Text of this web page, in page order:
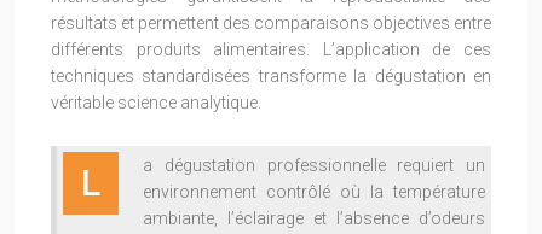
résultats et permettent des comparaisons objectives entre
différents produits alimentaires. L’application de ces
techniques standardisées transforme la dégustation en
véritable science analytique.
L
a dégustation professionnelle requiert un
environnement contrôlé où la température
ambiante, l’éclairage et l’absence d’odeurs